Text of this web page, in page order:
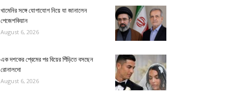
খামেনির সঙ্গে যোগাযোগ নিয়ে যা জানালেন
পেজেশকিয়ান
August 6, 2026
এক দশকের প্রেমের পর বিয়ের পিঁড়িতে বসছেন
রোনালদো
August 6, 2026